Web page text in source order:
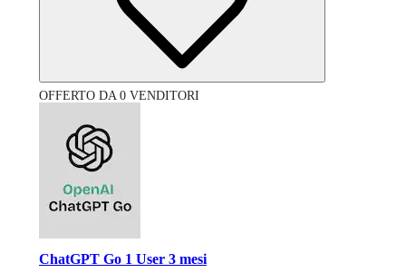
OFFERTO DA 0 VENDITORI
ChatGPT Go 1 User 3 mesi